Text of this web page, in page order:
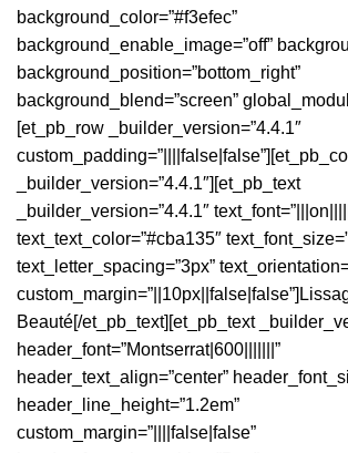
background_color=”#f3efec”
background_enable_image=”off”
background_position=”bottom_right”
background_blend=”screen”
[et_pb_row _builder_version=”4.4.1″
_builder_version=”4.4.1″][et_pb_text
_builder_version=”4.4.1″
text_text_color=”#cba135″
text_letter_spacing=”3px”
Beauté[/et_pb_text][et_pb_text
header_font=”Montserrat|600|||||||”
header_text_align=”center”
header_line_height=”1.2em”
custom_margin=”||||false|false”